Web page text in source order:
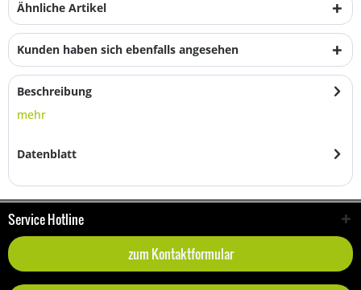
Ähnliche Artikel
Kunden haben sich ebenfalls angesehen
Beschreibung
mehr
Datenblatt
Service Hotline
zum Kontaktformular